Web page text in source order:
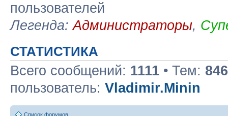
пользователей
Легенда:Администраторы,
СТАТИСТИКА
Всего сообщений: 1111 • Тем: 846
пользователь: Vladimir.Minin
Список форумов